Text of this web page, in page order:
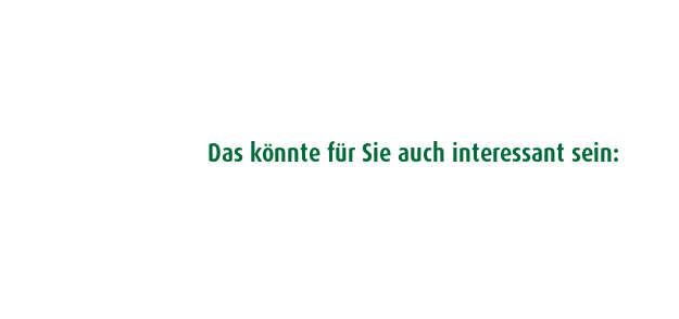
Das könnte für Sie auch interessant sein: